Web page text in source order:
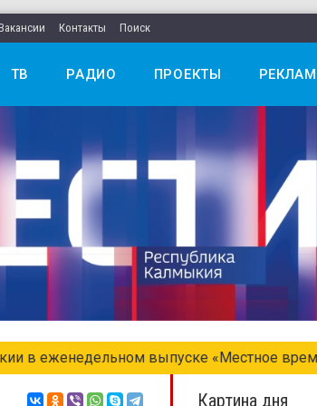
Контакты Поиск
ТВ РАДИО ПРОЕКТЫ
«Местное время. Воскресенье»
Картина дня